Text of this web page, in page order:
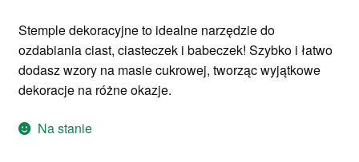
Stemple dekoracyjne to idealne narzędzie do
ozdabiania ciast, ciasteczek i babeczek! Szybko i łatwo
dodasz wzory na masie cukrowej, tworząc wyjątkowe
dekoracje na różne okazje.
Na stanie